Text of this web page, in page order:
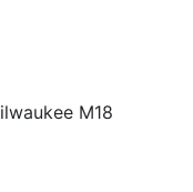
M18